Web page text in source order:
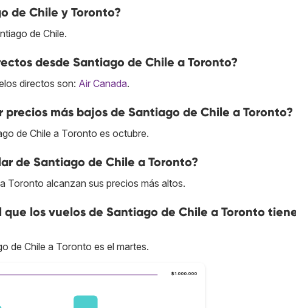
de Chile y Toronto?
de Chile.
desde Santiago de Chile a Toronto?
directos son: Air Canada.
más bajos de Santiago de Chile a Toronto?
de Chile a Toronto es octubre.
de Santiago de Chile a Toronto?
Toronto alcanzan sus precios más altos.
que los vuelos de Santiago de Chile a Toronto
de Chile a Toronto es el martes.
$1.000.000